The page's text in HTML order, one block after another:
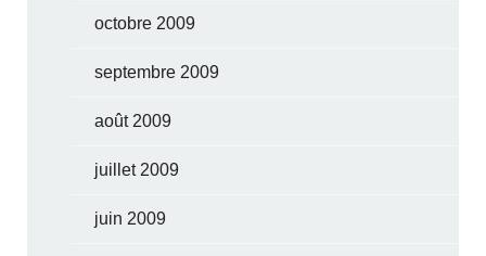
octobre 2009
septembre 2009
août 2009
juillet 2009
juin 2009